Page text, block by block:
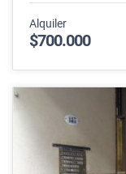
Alquiler
$700.000